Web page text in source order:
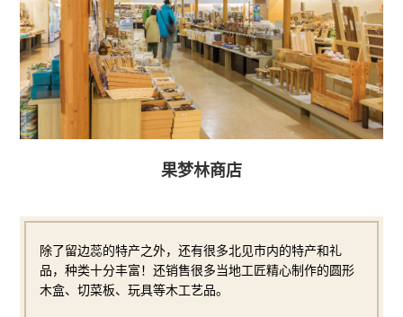
果梦林商店
除了留边蕊的特产之外，还有很多北见市内的特产和礼
品，种类十分丰富！还销售很多当地工匠精心制作的圆形
木盒、切菜板、玩具等木工艺品。